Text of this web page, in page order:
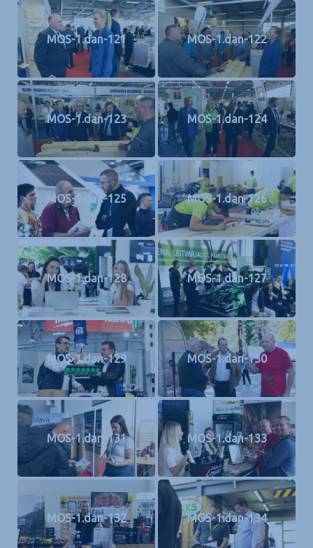
MOS-1.dan-121 MOS-1.dan-122
MOS-1.dan-123 MOS-1.dan-124
MOS-1.dan-125 MOS-1.dan-126
MOS-1.dan-128 MOS-1.dan-127
MOS-1.dan-129 MOS-1.dan-130
MOS-1.dan-131 MOS-1.dan-133
MOS-1.dan-132 MOS-1.dan-134